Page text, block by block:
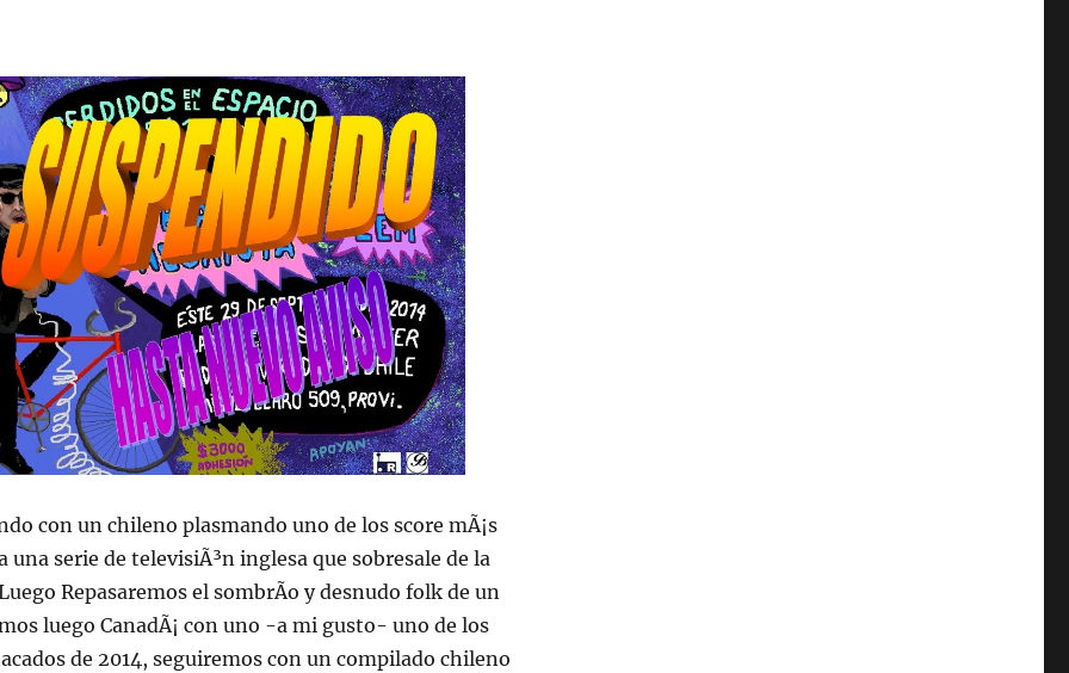
con un chileno plasmando uno de los score mÃ¡s
una serie de televisiÃ³n inglesa que sobresale de la
Repasaremos el sombrÃ­o y desnudo folk de un
luego CanadÃ¡ con uno -a mi gusto- uno de los
de 2014, seguiremos con un compilado chileno